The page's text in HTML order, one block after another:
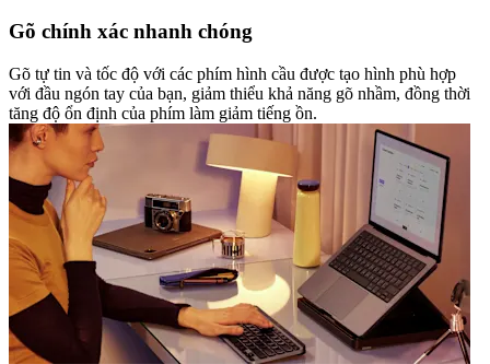
Gõ chính xác nhanh chóng
Gõ tự tin và tốc độ với các phím hình cầu được tạo hình phù hợp
với đầu ngón tay của bạn, giảm thiểu khả năng gõ nhầm, đồng thời
tăng độ ổn định của phím làm giảm tiếng ồn.